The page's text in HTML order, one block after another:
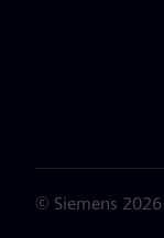
© Siemens 2026